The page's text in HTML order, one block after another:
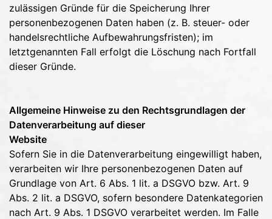
zulässigen Gründe für die Speicherung Ihrer
personenbezogenen Daten haben (z. B. steuer- oder
handelsrechtliche Aufbewahrungsfristen); im
letztgenannten Fall erfolgt die Löschung nach Fortfall
dieser Gründe.
Allgemeine Hinweise zu den Rechtsgrundlagen der
Datenverarbeitung auf dieser
Website
Sofern Sie in die Datenverarbeitung eingewilligt haben,
verarbeiten wir Ihre personenbezogenen Daten auf
Grundlage von Art. 6 Abs. 1 lit. a DSGVO bzw. Art. 9
Abs. 2 lit. a DSGVO, sofern besondere Datenkategorien
nach Art. 9 Abs. 1 DSGVO verarbeitet werden. Im Falle